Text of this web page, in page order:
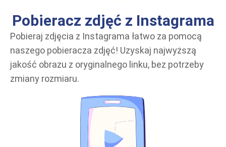
Pobieracz zdjęć z Instagrama
Pobieraj zdjęcia z Instagrama łatwo za pomocą
naszego pobieracza zdjęć! Uzyskaj najwyższą
jakość obrazu z oryginalnego linku, bez potrzeby
zmiany rozmiaru.